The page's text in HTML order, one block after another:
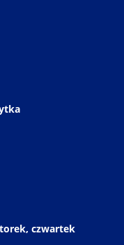
czwartek